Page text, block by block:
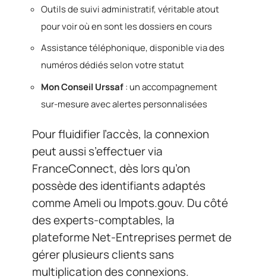
Outils de suivi administratif, véritable atout
pour voir où en sont les dossiers en cours
Assistance téléphonique, disponible via des
numéros dédiés selon votre statut
Mon Conseil Urssaf: un accompagnement
sur-mesure avec alertes personnalisées
Pour fluidifier l’accès, la connexion
peut aussi s’effectuer via
FranceConnect, dès lors qu’on
possède des identifiants adaptés
comme Ameli ou Impots.gouv. Du côté
des experts-comptables, la
plateforme Net-Entreprises permet de
gérer plusieurs clients sans
multiplication des connexions.